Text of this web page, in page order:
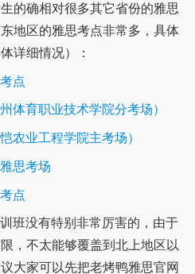
的确相对很多其它省份的雅思
地区的雅思考点非常多，具体
详细情况）：
点
体育职业技术学院分考场）
农业工程学院主考场）
思考场
点
班没有特别非常厉害的，由于
，不太能够覆盖到北上地区以
大家可以先把老烤鸭雅思官网